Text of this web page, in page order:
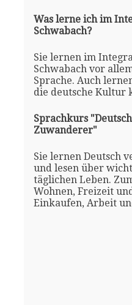
Was lerne ich im
Schwabach?
Sie lernen im
Schwabach vor
Sprache. Auch
die deutsche Kultur
Sprachkurs
Zuwanderer"
Sie lernen Deutsch
und lesen über
täglichen Leben.
Wohnen, Freizeit
Einkaufen, Arbeit